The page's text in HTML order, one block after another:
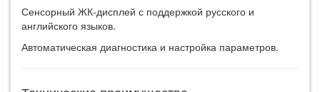
Сенсорный ЖК-дисплей с поддержкой русского и
английского языков.
Автоматическая диагностика и настройка параметров.